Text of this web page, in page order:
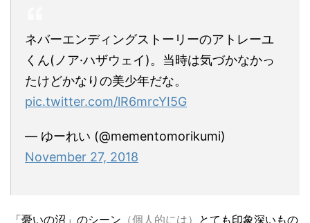
ネバーエンディングストーリーのアトレーユ
くん(ノア·ハザウェイ)。当時は気づかなかっ
たけどかなりの美少年だな。
pic.twitter.com/lR6mrcYI5G
— ゆーれい (@mementomorikumi)
November 27, 2018
「憂いの沼」のシーン （個人的には） とても印象深いもの